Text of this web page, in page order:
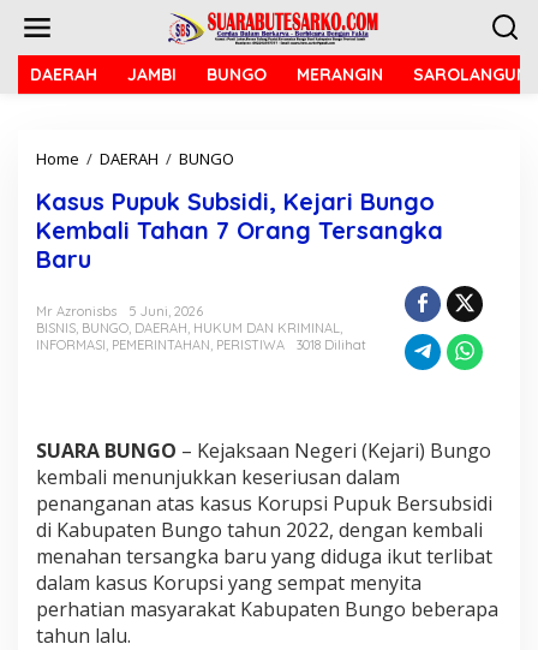
DAERAH JAMBI BUNGO MERANGIN SAROLANGUN
Home / DAERAH / BUNGO
s
u
s
u
k
s
i
d
i
,
K
e
j
a
Kasus Pupuk Subsidi, Kejari Bungo
Kembali Tahan 7 Orang Tersangka
Baru
Mr Azronisbs
5 Juni, 2026
BISNIS, BUNGO, DAERAH, HUKUM DAN KRIMINAL,
INFORMASI, PEMERINTAHAN, PERISTIWA 3018 Dilihat
SUARA BUNGO – Kejaksaan Negeri (Kejari) Bungo
kembali menunjukkan keseriusan dalam
penanganan atas kasus Korupsi Pupuk Bersubsidi
di Kabupaten Bungo tahun 2022, dengan kembali
menahan tersangka baru yang diduga ikut terlibat
dalam kasus Korupsi yang sempat menyita
perhatian masyarakat Kabupaten Bungo beberapa
tahun lalu.